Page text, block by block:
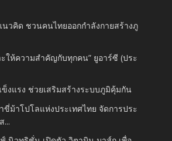
นวคิด ชวนคนไทยออกกำลังกายสร้างภู
ให้ความสำคัญกับทุกคน” ยูอาร์ซี (ประ
ข็งแรง ช่วยเสริมสร้างระบบภูมิคุ้มกัน
ขี่ม้าโปโลแห่งประเทศไทย จัดการประ
...